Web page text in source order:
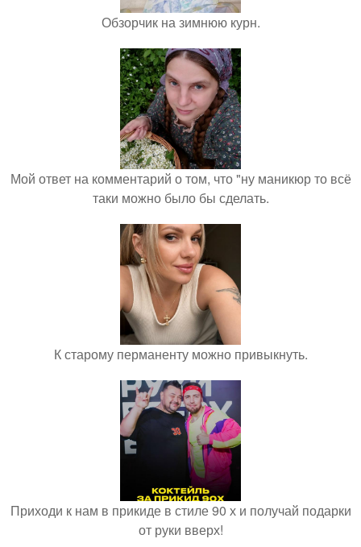
Обзорчик на зимнюю курн.
Мой ответ на комментарий о том, что "ну маникюр то всё
таки можно было бы сделать.
К старому перманенту можно привыкнуть.
Приходи к нам в прикиде в стиле 90 х и получай подарки
от руки вверх!